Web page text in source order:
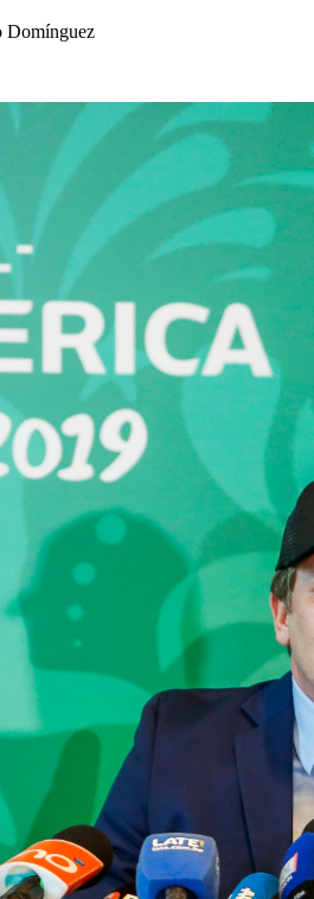
Domínguez